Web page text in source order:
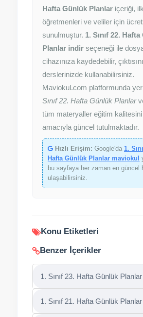
Hafta Günlük Planlar içeriği,
öğretmenleri ve veliler için
sunulmuştur. 1. Sınıf 22.
Planlar indir seçeneği ile
cihazınıza kaydedebilir,
derslerinizde kullanabilirsiniz.
Maviokul.com platformunda
Sınıf 22. Hafta Günlük Planlar
tüm materyaller eğitim kalitesini
amacıyla güncel tutulmaktadır.
Hızlı Erişim: Google'da 1.
Hafta Günlük Planlar maviokul
bu sayfaya her zaman en güncel
ulaşabilirsiniz.
Konu Etiketleri
Benzer İçerikler
1. Sınıf 23. Hafta Günlük Planlar
1. Sınıf 21. Hafta Günlük Planlar